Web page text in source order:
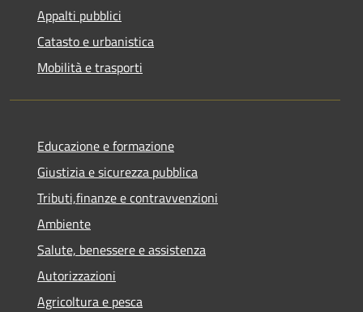
Appalti pubblici
Catasto e urbanistica
Mobilità e trasporti
Educazione e formazione
Giustizia e sicurezza pubblica
Tributi,finanze e contravvenzioni
Ambiente
Salute, benessere e assistenza
Autorizzazioni
Agricoltura e pesca